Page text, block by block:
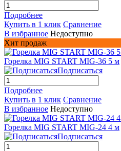
Подробнее
Купить в 1 клик Сравнение
В избранное Недоступно
Хит продаж
Горелка MIG START MIG-36 5 м
Подписаться
Подробнее
Купить в 1 клик Сравнение
В избранное Недоступно
Горелка MIG START MIG-24 4 м
Подписаться